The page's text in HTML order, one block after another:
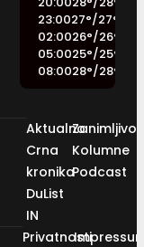
23:0027°/27°
02:0026°/26°
05:0025°/25°
08:0028°/28°
Aktualno
Crna
kronika
DuList
IN
Kolumne
Podcast
Privatnosti